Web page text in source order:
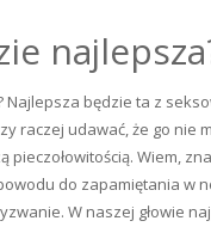
będzie ta z
raczej udawać, że go nie
Wiem,
do zapamiętania w
W naszej głowie